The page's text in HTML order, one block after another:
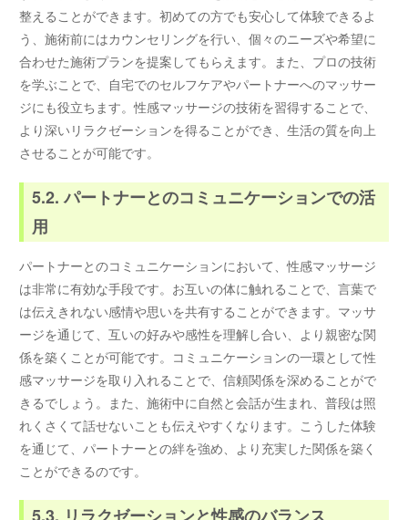
整えることができます。初めての方でも安心して体験できるよ
う、施術前にはカウンセリングを行い、個々のニーズや希望に
合わせた施術プランを提案してもらえます。また、プロの技術
を学ぶことで、自宅でのセルフケアやパートナーへのマッサー
ジにも役立ちます。性感マッサージの技術を習得することで、
より深いリラクゼーションを得ることができ、生活の質を向上
させることが可能です。
5.2. パートナーとのコミュニケーションでの活
用
パートナーとのコミュニケーションにおいて、性感マッサージ
は非常に有効な手段です。お互いの体に触れることで、言葉で
は伝えきれない感情や思いを共有することができます。マッサ
ージを通じて、互いの好みや感性を理解し合い、より親密な関
係を築くことが可能です。コミュニケーションの一環として性
感マッサージを取り入れることで、信頼関係を深めることがで
きるでしょう。また、施術中に自然と会話が生まれ、普段は照
れくさくて話せないことも伝えやすくなります。こうした体験
を通じて、パートナーとの絆を強め、より充実した関係を築く
ことができるのです。